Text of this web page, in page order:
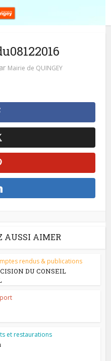
Mairie de QUINGEY
AUSSI AIMER
rendus & publications
DU CONSEIL
et restaurations